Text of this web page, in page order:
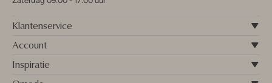
Klantenservice
Account
Inspiratie